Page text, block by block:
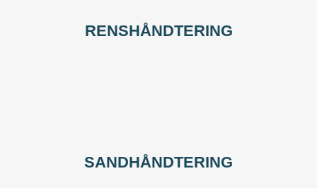
RENSHÅNDTERING
SANDHÅNDTERING